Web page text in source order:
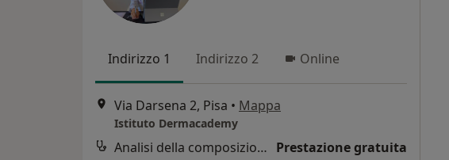
Indirizzo 1 Indirizzo 2 Online
Via Darsena 2, Pisa • Mappa
Istituto Dermacademy
Analisi della composizione corporea Prestazione gratuita